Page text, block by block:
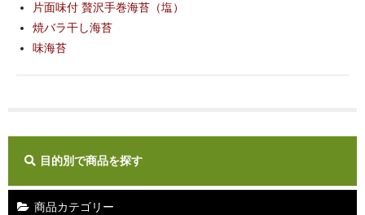
マイページ
片面味付 贅沢手巻海苔（塩）
焼バラ干し海苔
味海苔
目的別で商品を探す
商品カテゴリー